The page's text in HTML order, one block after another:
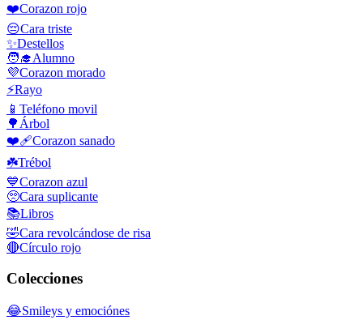
❤️Corazon rojo
😔Cara triste
✨Destellos
🧑‍🎓Alumno
💜Corazon morado
⚡Rayo
📱 Teléfono movil
🌳 Árbol
❤️‍🩹Corazon sanado
☘️Trébol
💙Corazon azul
🥺Cara suplicante
📚Libros
🤣Cara revolcándose de risa
🔴Círculo rojo
Colecciones
😂Smileys y emociónes